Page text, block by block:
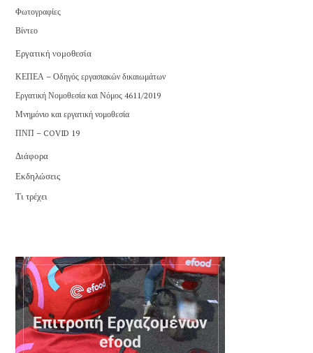
Φωτογραφίες
Βίντεο
Εργατική νομοθεσία
ΚΕΠΕΑ – Οδηγός εργασιακών δικαιωμάτων
Εργατική Νομοθεσία και Νόμος 4611/2019
Μνημόνιο και εργατική νομοθεσία
ΠΝΠ – COVID 19
Διάφορα
Εκδηλώσεις
Τι τρέχει